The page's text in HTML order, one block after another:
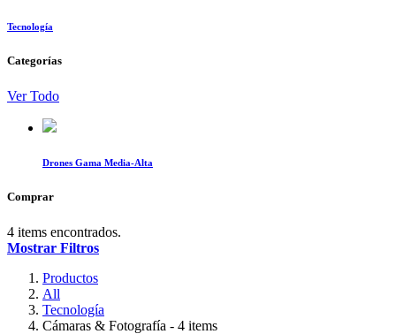
Tecnología
Categorías
Ver Todo
Drones Gama Media-Alta
Comprar
4 items encontrados.
Mostrar Filtros
Productos
All
Tecnología
Cámaras & Fotografía - 4 items